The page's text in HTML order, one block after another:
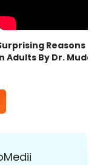
Reasons
Adults By Dr.